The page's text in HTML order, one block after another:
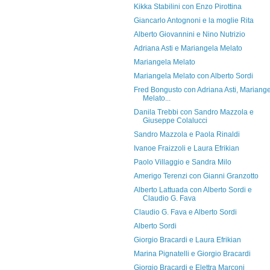
Kikka Stabilini con Enzo Pirottina
Giancarlo Antognoni e la moglie Rita
Alberto Giovannini e Nino Nutrizio
Adriana Asti e Mariangela Melato
Mariangela Melato
Mariangela Melato con Alberto Sordi
Fred Bongusto con Adriana Asti,
Melato...
Danila Trebbi con Sandro Mazzola e
Giuseppe Colalucci
Sandro Mazzola e Paola Rinaldi
Ivanoe Fraizzoli e Laura Efrikian
Paolo Villaggio e Sandra Milo
Amerigo Terenzi con Gianni Granzotto
Alberto Lattuada con Alberto Sordi e
Claudio G. Fava
Claudio G. Fava e Alberto Sordi
Alberto Sordi
Giorgio Bracardi e Laura Efrikian
Marina Pignatelli e Giorgio Bracardi
Giorgio Bracardi e Elettra Marconi